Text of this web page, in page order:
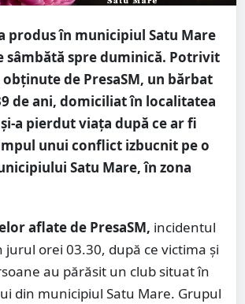
produs în municipiul Satu Mare
sâmbătă spre duminică. Potrivit
de PresaSM, un bărbat
de ani, domiciliat în localitatea
a pierdut viața după ce ar fi
unui conflict izbucnit pe o
Satu Mare, în zona
aflate de PresaSM, incidentul
jurul orei 03.30, după ce victima și
au părăsit un club situat în
din municipiul Satu Mare. Grupul